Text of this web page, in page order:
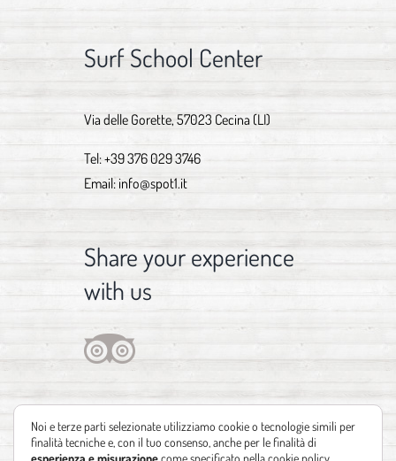
Surf School Center
Via delle Gorette, 57023 Cecina (LI)
Tel:+39 376 029 3746
Email: info@spot1.it
Share your experience
with us
Noi e terze parti selezionate utilizziamo cookie o tecnologie simili per
finalità tecniche e, con il tuo consenso, anche per le finalità di
esperienza e misurazionecome specificato nellacookie policy